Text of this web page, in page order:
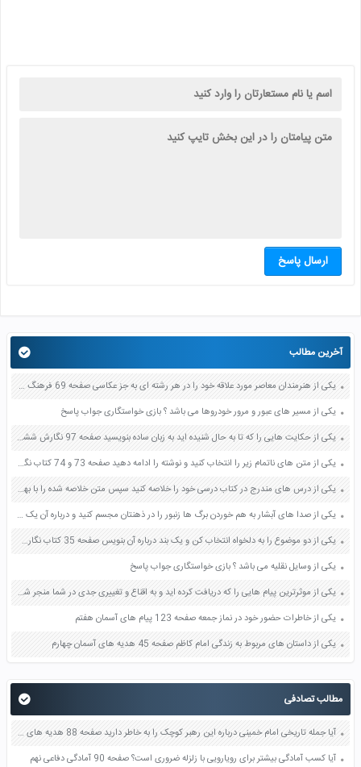
ارسال پاسخ
آخرین مطالب
یکی از هنرمندان معاصر مورد علاقه خود را در هر رشته ای به جز عکاسی صفحه 69 فرهنگ و هنر نهم
یکی از مسیر های عبور و مرور خودروها می باشد ؟ بازی خواستگاری جواب پاسخ
یکی از حکایت هایی را که تا به حال شنیده اید به زبان ساده بنویسید صفحه 97 نگارش ششم دبستان
یکی از متن های ناتمام زیر را انتخاب کنید و نوشته را ادامه دهید صفحه 73 و 74 کتاب نگارش فارسی پنجم دبستان
یکی از درس های مندرج در کتاب درسی خود را خلاصه کنید سپس متن خلاصه شده را با بهره گیری از روش های دسته بندی نمودار جدول نقشه مفهومی نشان دهید صفحه 118 نگارش یازدهم
یکی از صدا های آبشار به هم خوردن برگ ها زنبور را در ذهنتان مجسم کنید و درباره آن یک بند بنویسید صفحه 11 نگارش پنجم
یکی از دو موضوع را به دلخواه انتخاب کن و یک بند درباره آن بنویس صفحه 35 کتاب نگارش فارسی سوم
یکی از وسایل نقلیه می باشد ؟ بازی خواستگاری جواب پاسخ
یکی از موثرترین پیام هایی را که دریافت کرده اید و به اقناع و تغییری جدی در شما منجر شده است برسی کنید و علت این تاثیر گذاری قابل توجه را بنویسید صفحه 52 تفکر و سواد رسانه ای دهم
یکی از خاطرات حضور خود در نماز جمعه صفحه 123 پیام های آسمان هفتم
یکی از داستان های مربوط به زندگی امام کاظم صفحه 45 هدیه های آسمان چهارم
مطالب تصادفی
آیا جمله تاریخی امام خمینی درباره این رهبر کوچک را به خاطر دارید صفحه 88 هدیه های آسمان ششم
آیا کسب آمادگی بیشتر برای رویارویی با زلزله ضروری است؟ صفحه 90 آمادگی دفاعی نهم